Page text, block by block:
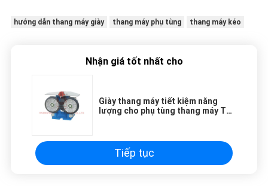
hướng dẫn thang máy giày thang máy phụ tùng thang máy kéo
Nhận giá tốt nhất cho
Giày thang máy tiết kiệm năng
lượng cho phụ tùng thang máy Tốc
Tiếp tục